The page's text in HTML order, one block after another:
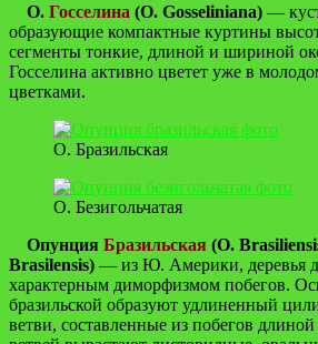
О. Госселина (O. Gosseliniana) —
образующие компактные куртины
сегменты тонкие, длиной и шириной
Госселина активно цветет уже в
цветками.
О. Бразильская
О. Безигольчатая
Опунция Бразильская (O.
Brasilensis) — из Ю. Америки, деревья
характерным диморфизмом побегов.
бразильской образуют удлиненный
ветви, составленные из побегов